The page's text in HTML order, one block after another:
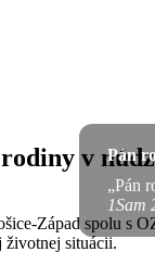
Pán
„Pán
1Sam
v
Západ spolu s
životnej situácii.